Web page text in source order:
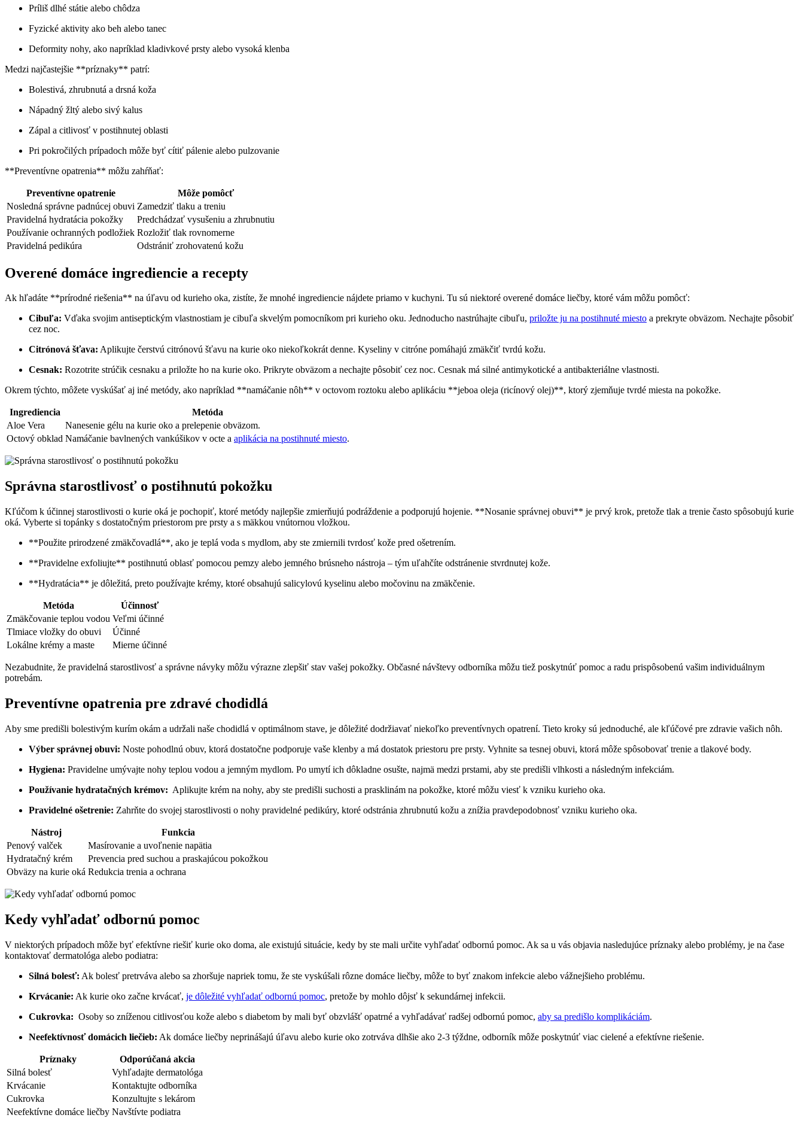
Príliš ⁤dlhé ​státie alebo chôdza
Fyzické ​aktivity ako ​beh alebo tanec
Deformity nohy,‌ ako napríklad kladivkové prsty alebo vysoká klenba
Medzi najčastejšie **príznaky** patrí:
Bolestivá, zhrubnutá a drsná koža
Nápadný žltý alebo sivý kalus
Zápal a citlivosť v‌ postihnutej oblasti
Pri pokročilých​ prípadoch ⁤môže⁤ byť⁢ cítiť pálenie ⁢alebo pulzovanie
**Preventívne ​opatrenia** môžu zahŕňať:
Preventívne opatrenie
Môže⁣ pomôcť
Nosledná správne ⁤padnúcej obuvi Zamedziť ​tlaku a treniu
Pravidelná hydratácia ‌pokožky
Predchádzať vysušeniu a zhrubnutiu
Používanie ochranných⁢ podložiek Rozložiť tlak rovnomerne
Pravidelná pedikúra
Odstrániť zrohovatenú‍ kožu
Overené domáce ingrediencie a recepty
Ak hľadáte **prírodné ⁣riešenia** na úľavu od kurieho oka, zistíte, že mnohé⁢ ingrediencie nájdete priamo v kuchyni. Tu sú niektoré overené domáce liečby, ktoré vám môžu pomôcť:
Cibuľa: Vďaka svojim antiseptickým vlastnostiam je cibuľa skvelým pomocníkom ⁤pri kurieho oku. Jednoducho nastrúhajte cibuľu, priložte ju na postihnuté miesto a prekryte‌ obväzom. Nechajte pôsobiť
cez ⁣noc.
Citrónová​ šťava: Aplikujte ‌čerstvú citrónovú​ šťavu na kurie oko niekoľkokrát denne. Kyseliny v citróne pomáhajú zmäkčiť tvrdú kožu.
Cesnak: ⁢Rozotrite ⁢strúčik cesnaku a priložte ho na kurie oko.‌ Prikryte⁣ obväzom⁢ a nechajte pôsobiť cez ‌noc. Cesnak má silné ⁤antimykotické a‌ antibakteriálne vlastnosti.
Okrem týchto, môžete vyskúšať aj ‍iné metódy, ako napríklad **namáčanie nôh** v octovom roztoku alebo​ aplikáciu **jeboa oleja ⁤(ricínový⁤ olej)**, ktorý⁣ zjemňuje⁤ tvrdé miesta na pokožke.
Ingrediencia
Metóda
Aloe Vera
Nanesenie gélu na kurie ⁤oko a prelepenie obväzom.
Octový obklad Namáčanie ⁢bavlnených​ vankúšikov⁤ v ⁤octe a aplikácia na postihnuté miesto.
Správna starostlivosť o ‍postihnutú pokožku
Kľúčom k účinnej starostlivosti o kurie oká ⁢je pochopiť,⁤ ktoré metódy ‌najlepšie zmierňujú podráždenie a ⁣podporujú hojenie. ‌**Nosanie správnej ⁣obuvi** je⁣ prvý ​krok, pretože tlak a trenie často⁤ spôsobujú⁢ kurie⁤
oká. Vyberte si‌ topánky s ⁢dostatočným priestorom pre‍ prsty a s ​mäkkou vnútornou vložkou.
**Použite prirodzené zmäkčovadlá**, ako je teplá voda ​s mydlom,⁢ aby ​ste zmiernili tvrdosť ⁣kože pred ⁣ošetrením.
**Pravidelne exfoliujte** postihnutú oblasť ⁣pomocou pemzy alebo jemného⁣ brúsneho nástroja – tým uľahčíte odstránenie stvrdnutej kože.
**Hydratácia** je⁣ dôležitá, preto používajte‌ krémy, ktoré‌ obsahujú salicylovú kyselinu alebo močovinu ⁢na zmäkčenie.
Metóda
Účinnosť
Zmäkčovanie teplou vodou Veľmi účinné
Tlmiace vložky do obuvi
Účinné
Lokálne⁣ krémy a ‍maste
Mierne účinné
Nezabudnite, že pravidelná starostlivosť a správne návyky ‍môžu výrazne​ zlepšiť stav vašej pokožky. Občasné ⁣návštevy odborníka môžu tiež poskytnúť pomoc a radu prispôsobenú vašim individuálnym‌
potrebám.
Preventívne opatrenia ‌pre zdravé chodidlá
Aby sme predišli bolestivým kurím okám a ⁣udržali naše chodidlá v optimálnom stave,‌ je dôležité dodržiavať niekoľko preventívnych opatrení. Tieto ‍kroky⁢ sú jednoduché, ale kľúčové pre zdravie vašich nôh.
Výber ​správnej obuvi: Noste pohodlnú obuv, ktorá dostatočne⁤ podporuje vaše klenby ‍a ⁣má dostatok priestoru pre prsty. Vyhnite sa⁤ tesnej obuvi, ktorá môže ⁣spôsobovať trenie⁣ a ⁢tlakové‍ body.
Hygiena: ‌Pravidelne⁣ umývajte nohy teplou ⁢vodou a⁤ jemným mydlom. Po ⁣umytí ich dôkladne osušte, najmä‌ medzi prstami, aby ste predišli⁢ vlhkosti‌ a následným infekciám.
Používanie hydratačných krémov: ​ Aplikujte ‌krém na nohy, aby⁤ ste⁤ predišli suchosti a⁤ prasklinám na pokožke, ktoré môžu viesť k‍ vzniku ‍kurieho oka.
Pravidelné ošetrenie: Zahrňte do svojej starostlivosti o nohy pravidelné pedikúry, ktoré odstránia zhrubnutú kožu a znížia pravdepodobnosť ⁣vzniku kurieho⁣ oka.
Nástroj
Funkcia
Penový valček
Masírovanie a uvoľnenie napätia
Hydratačný ⁢krém
Prevencia pred suchou a praskajúcou pokožkou
Obväzy ⁤na kurie oká Redukcia‌ trenia a ochrana
Kedy vyhľadať odbornú pomoc
V niektorých prípadoch ⁢môže​ byť ⁤efektívne ⁣riešiť ‍kurie oko doma, ale existujú situácie,‌ kedy by ste mali určite vyhľadať odbornú pomoc. Ak sa u vás objavia ⁣nasledujúce príznaky alebo problémy, je na⁢ čase
kontaktovať ⁣dermatológa alebo podiatra:
Silná bolesť: Ak bolesť pretrváva alebo sa zhoršuje napriek tomu, že ste vyskúšali rôzne domáce liečby, ⁣môže to byť‍ znakom infekcie alebo vážnejšieho problému.
Krvácanie: Ak‍ kurie oko začne krvácať, je dôležité vyhľadať odbornú pomoc, pretože⁢ by mohlo dôjsť k sekundárnej infekcii.
Cukrovka: ‍ Osoby⁢ so zníženou citlivosťou kože alebo ​s diabetom​ by mali byť ⁣obzvlášť opatrné a vyhľadávať radšej odbornú pomoc, aby sa predišlo komplikáciám.
Neefektívnosť⁢ domácich⁤ liečieb: ​Ak domáce liečby neprinášajú úľavu alebo⁤ kurie oko zotrváva dlhšie ako 2-3 týždne, odborník ⁣môže poskytnúť viac cielené⁣ a efektívne riešenie.
Príznaky
Odporúčaná akcia
Silná bolesť
Vyhľadajte dermatológa
Krvácanie
Kontaktujte odborníka
Cukrovka
Konzultujte s lekárom
Neefektívne domáce liečby Navštívte podiatra